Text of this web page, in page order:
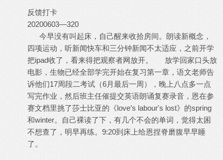
反馈打卡
20200603—320
今早没有叫起床，自己醒来收拾房间。朗读新概念，
四项运动，听新闻快车和三分钟新闻不太适应，之前开学
把ipad收了，看来得把观察者网放开。 放学回家口头放
电影，生物已经全部学完开始在复习第一章，语文老师告
诉他们17周段二考试（6月最后一周），晚上八点多一点
写完作业，然后班主任催提交英语朗诵复赛录音，恩在参
赛文档里挑了莎士比亚的《love’s labour's lost》的spring
和winter。自己裸读了下，有几个不会的单词，觉得太困
不想查了，明早再练。9:20到床上给恩捏脊磨腹早早睡
了。